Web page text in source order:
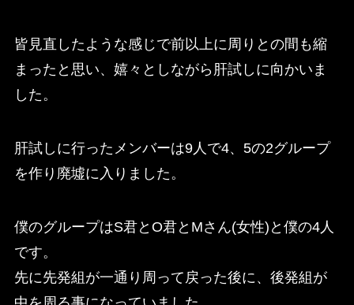
皆見直したような感じで前以上に周りとの間も縮
まったと思い、嬉々としながら肝試しに向かいま
した。
肝試しに行ったメンバーは9人で4、5の2グループ
を作り廃墟に入りました。
僕のグループはS君とO君とMさん(女性)と僕の4人
です。
先に先発組が一通り周って戻った後に、後発組が